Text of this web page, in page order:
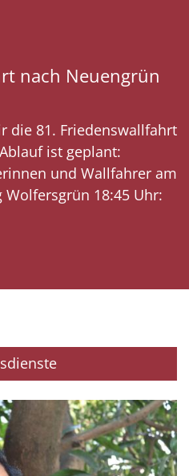
nach Neuengrün
die 81. Friedenswallfahrt
ist geplant:
und Wallfahrer am
18:45 Uhr: